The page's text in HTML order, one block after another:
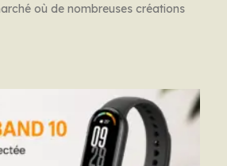
où de nombreuses créations